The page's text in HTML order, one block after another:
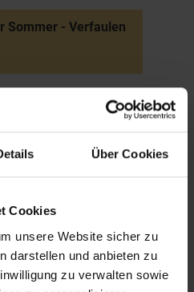
Über Cookies
Cookies
unsere Website sicher zu
darstellen und anbieten zu
zu verwalten sowie
Sommer - Verfaulen
Erdbeben, Pest
wegen